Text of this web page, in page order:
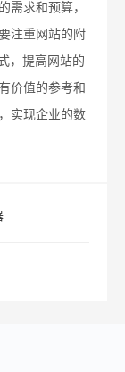
需求和预算，
注重网站的附
，提高网站的
价值的参考和
实现企业的数